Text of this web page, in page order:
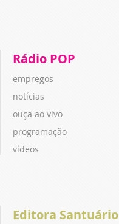
Rádio POP
empregos
notícias
ouça ao vivo
programação
vídeos
Editora Santuário